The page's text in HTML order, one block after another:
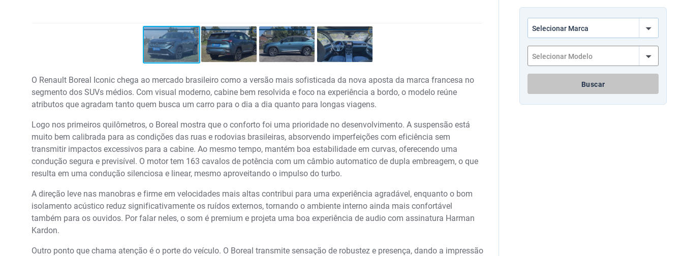
O Renault Boreal Iconic chega ao mercado brasileiro como a versão mais sofisticada da nova aposta da marca francesa no
segmento dos SUVs médios. Com visual moderno, cabine bem resolvida e foco na experiência a bordo, o modelo reúne
atributos que agradam tanto quem busca um carro para o dia a dia quanto para longas viagens.
Logo nos primeiros quilômetros, o Boreal mostra que o conforto foi uma prioridade no desenvolvimento. A suspensão está
muito bem calibrada para as condições das ruas e rodovias brasileiras, absorvendo imperfeições com eficiência sem
transmitir impactos excessivos para a cabine. Ao mesmo tempo, mantém boa estabilidade em curvas, oferecendo uma
condução segura e previsível. O motor tem 163 cavalos de potência com um câmbio automatico de dupla embreagem, o que
resulta em uma condução silenciosa e linear, mesmo aproveitando o impulso do turbo.
A direção leve nas manobras e firme em velocidades mais altas contribui para uma experiência agradável, enquanto o bom
isolamento acústico reduz significativamente os ruídos externos, tornando o ambiente interno ainda mais confortável
também para os ouvidos. Por falar neles, o som é premium e projeta uma boa experiência de audio com assinatura Harman
Kardon.
Outro ponto que chama atenção é o porte do veículo. O Boreal transmite sensação de robustez e presença, dando a impressão
Buscar